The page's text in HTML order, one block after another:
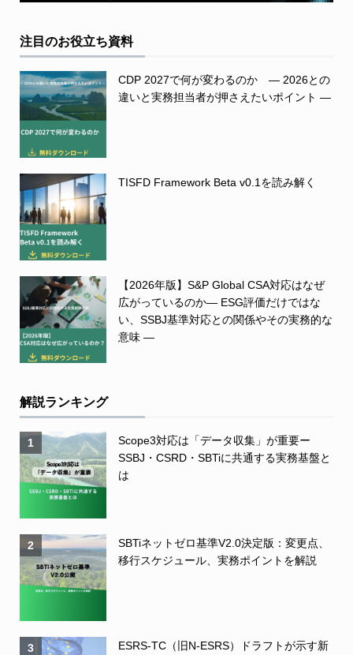
注目のお役立ち資料
CDP 2027で何が変わるのか ― 2026との
違いと実務担当者が押さえたいポイント ―
TISFD Framework Beta v0.1を読み解く
【2026年版】S&P Global CSA対応はなぜ
広がっているのか― ESG評価だけではな
い、SSBJ基準対応との関係やその実務的な
意味 ―
解説ランキング
1
Scope3対応は「データ収集」が重要ー
SSBJ・CSRD・SBTiに共通する実務基盤と
は
2
SBTiネットゼロ基準V2.0決定版：変更点、
移行スケジュール、実務ポイントを解説
3
ESRS-TC（旧N-ESRS）ドラフトが示す新